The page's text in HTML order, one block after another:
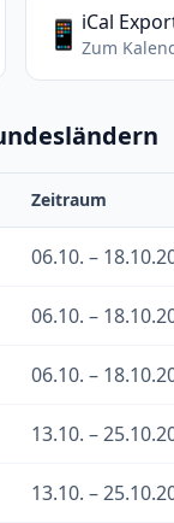
📱 iCal
Zum
Zeitraum
06.10. –
06.10. –
06.10. –
13.10. –
13.10. –